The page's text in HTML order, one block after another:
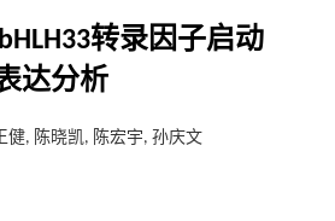
转录因子启动
达分析
健, 陈晓凯, 陈宏宇, 孙庆文